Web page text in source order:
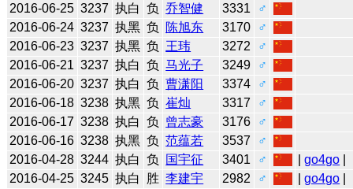
2016-06-25 3237 执白 负 乔智健 3331
♂
2016-06-24 3237 执黑 负 陈旭东 3170
♂
2016-06-23 3237 执黑 负 王玮 3272
♂
2016-06-21 3237 执白 负 马光子 3249
♂
2016-06-20 3237 执白 负 曹潇阳 3374
♂
2016-06-18 3238 执黑 负 崔灿 3317
♂
2016-06-17 3238 执白 负 曾志豪 3176
♂
2016-06-16 3238 执黑 负 范蕴若 3537
♂
2016-04-28 3244 执白 负 国宇征 3401 ♂ |go4go
2016-04-25 3245 执白 胜 李建宇 2982 ♂ |go4go